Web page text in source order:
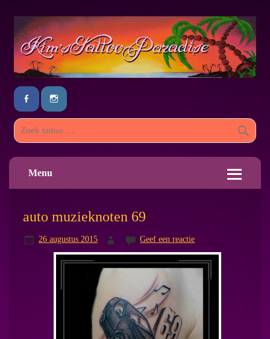
Menu
auto muzieknoten 69
26 augustus 2015 Geef een reactie